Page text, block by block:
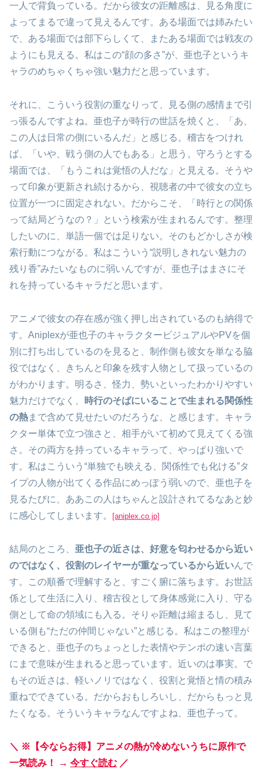
一人で背負っている。だから彼女の距離感は、見る角度に
よってまるで違って見えるんです。ある場面では姉みたい
で、ある場面では部下らしくて、またある場面では戦友の
ようにも見える。私はこの“顔の多さ”が、亜也子というキ
ャラのめちゃくちゃ強い魅力だと思っています。
それに、こういう役割の重なりって、見る側の感情まで引
っ張るんですよね。亜也子が時行の世話を焼くと、「あ、
この人は日常の側にいるんだ」と感じる。稽古をつけれ
ば、「いや、戦う側の人でもある」と思う。守ろうとする
場面では、「もうこれは覚悟の人だな」と見える。そうや
って印象が更新され続けるから、視聴者の中で彼女の立ち
位置が一つに固定されない。だからこそ、「時行との関係
って結局どうなの？」という検索が生まれるんです。整理
したいのに、単語一個では足りない。そのもどかしさが検
索行動につながる。私はこういう“説明しきれない魅力の
残り香”みたいなものに弱いんですが、亜也子はまさにそ
れを持っているキャラだと思います。
アニメで彼女の存在感が強く押し出されているのも納得で
す。Aniplexが亜也子のキャラクタービジュアルやPVを個
別に打ち出しているのを見ると、制作側も彼女を単なる脇
役ではなく、きちんと印象を残す人物として扱っているの
がわかります。明るさ、怪力、勢いといったわかりやすい
魅力だけでなく、
時行のそばにいることで生まれる関係性
の熱まで含めて見せたいのだろうな、と感じます。キャラ
クター単体で立つ強さと、相手がいて初めて見えてくる強
さ。その両方を持っているキャラって、やっぱり強いで
す。私はこういう“単独でも映える、関係性でも化ける”タ
イプの人物が出てくる作品にめっぽう弱いので、亜也子を
見るたびに、ああこの人はちゃんと設計されてるなあと妙
に感心してしまいます。
[aniplex.co.jp]
結局のところ、 亜也子の近さは、好意を匂わせるから近い
のではなく、役割のレイヤーが重なっているから近いんで
す。この順番で理解すると、すごく腑に落ちます。お世話
係として生活に入り、稽古役として身体感覚に入り、守る
側として命の領域にも入る。そりゃ距離は縮まるし、見て
いる側も“ただの仲間じゃない”と感じる。私はこの整理が
できると、亜也子のちょっとした表情やテンポの速い言葉
にまで意味が生まれると思っています。近いのは事実。で
もその近さは、軽いノリではなく、役割と覚悟と情の積み
重ねでできている。だからおもしろいし、だからもっと見
たくなる。そういうキャラなんですよね、亜也子って。
＼ ※【今ならお得】アニメの熱が冷めないうちに原作で
一気読み！ → 今すぐ読む ／